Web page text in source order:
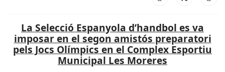
La Selecció Espanyola d’handbol es va
imposar en el segon amistós preparatori
pels Jocs Olímpics en el Complex Esportiu
Municipal Les Moreres